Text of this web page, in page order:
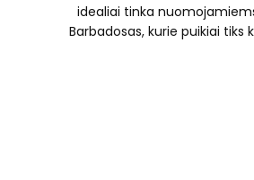
idealiai tinka
Barbadosas, kurie puikiai tiks